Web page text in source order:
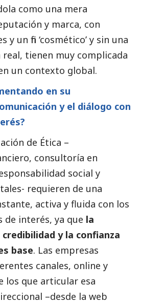
como una mera
y marca, con
y un fin ‘cosmético’ y sin una
tienen muy complicada
un contexto global.
en su
y el diálogo con
de Ética –
consultoría en
social y
requieren de una
activa y fluida con los
interés, ya que la
y la confianza
base. Las empresas
canales, online y
los que articular esa
–desde la web